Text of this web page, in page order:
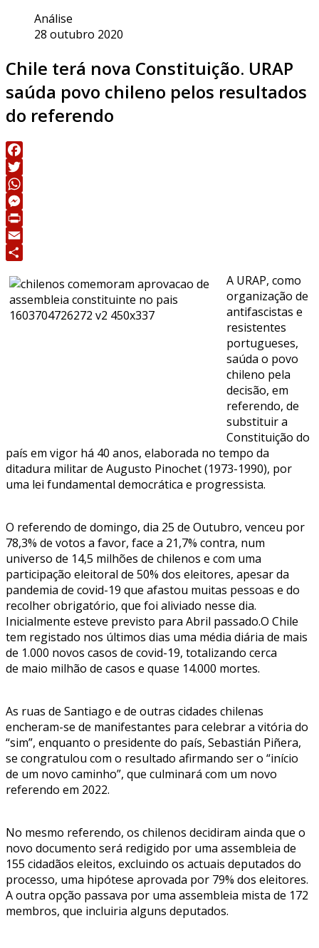
Análise
28 outubro 2020
Chile terá nova Constituição. URAP
saúda povo chileno pelos resultados
do referendo
Facebook
Twitter
WhatsApp
Messenger
Print
Email
A URAP, como
organização de
antifascistas e
resistentes
portugueses,
saúda o povo
chileno pela
decisão, em
referendo, de
substituir a
Constituição do
país em vigor há 40 anos, elaborada no tempo da
ditadura militar de Augusto Pinochet (1973-1990), por
uma lei fundamental democrática e progressista.
O referendo de domingo, dia 25 de Outubro, venceu por
78,3% de votos a favor, face a 21,7% contra, num
universo de 14,5 milhões de chilenos e com uma
participação eleitoral de 50% dos eleitores, apesar da
pandemia de covid-19 que afastou muitas pessoas e do
recolher obrigatório, que foi aliviado nesse dia.
Inicialmente esteve previsto para Abril passado.O Chile
tem registado nos últimos dias uma média diária de mais
de 1.000 novos casos de covid-19, totalizando cerca
de maio milhão de casos e quase 14.000 mortes.
As ruas de Santiago e de outras cidades chilenas
encheram-se de manifestantes para celebrar a vitória do
“sim”, enquanto o presidente do país, Sebastián Piñera,
se congratulou com o resultado afirmando ser o “início
de um novo caminho”, que culminará com um novo
referendo em 2022.
No mesmo referendo, os chilenos decidiram ainda que o
novo documento será redigido por uma assembleia de
155 cidadãos eleitos, excluindo os actuais deputados do
processo, uma hipótese aprovada por 79% dos eleitores.
A outra opção passava por uma assembleia mista de 172
membros, que incluiria alguns deputados.